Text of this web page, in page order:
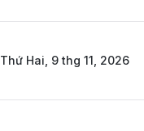
Thứ Hai, 9 thg 11, 2026